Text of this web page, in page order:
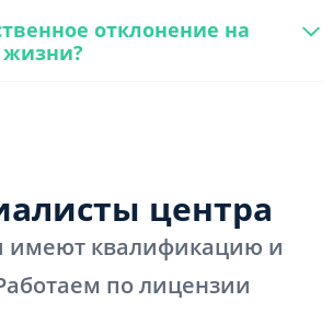
отклонение на
жизни?
центра
имеют квалификацию и
по лицензии